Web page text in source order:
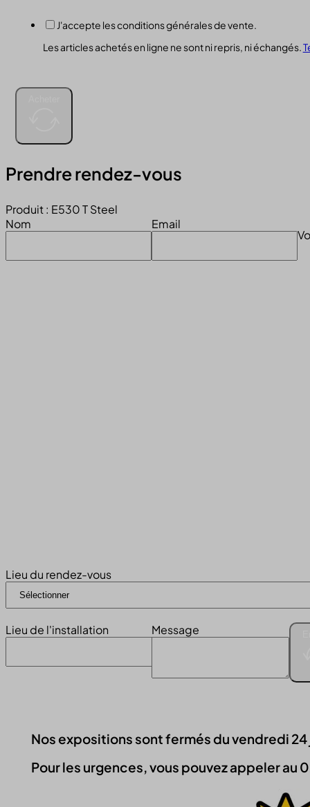
J'accepte les conditions générales de vente.
Les articles achetés en ligne ne sont ni repris, ni échangés.
Prendre rendez-vous
Produit : E530 T Steel
Nom
Email
Lieu du rendez-vous
Lieu de l'installation Message
Nos expositions sont fermés du vendredi 24
Pour les urgences, vous pouvez appeler au